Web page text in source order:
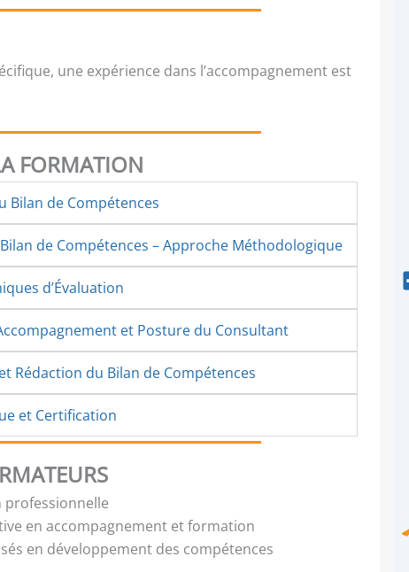
une expérience dans l’accompagnement est
FORMATION
Bilan de Compétences
de Compétences – Approche Méthodologique
d’Évaluation
et Posture du Consultant
Rédaction du Bilan de Compétences
et Certification
professionnelle
en accompagnement et formation
en développement des compétences